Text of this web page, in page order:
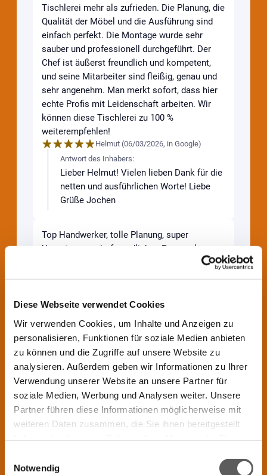
Diese Webseite verwendet Cookies
Wir verwenden Cookies, um Inhalte und Anzeigen zu
personalisieren, Funktionen für soziale Medien anbieten
zu können und die Zugriffe auf unsere Website zu
analysieren. Außerdem geben wir Informationen zu Ihrer
Verwendung unserer Website an unsere Partner für
soziale Medien, Werbung und Analysen weiter. Unsere
Partner führen diese Informationen möglicherweise mit
weiteren Daten zusammen, die Sie ihnen bereitgestellt
Notwendig
Tischlerei mehr als zufrieden. Die Planung, die
Qualität der Möbel und die Ausführung sind
einfach perfekt. Die Montage wurde sehr
sauber und professionell durchgeführt. Der
Chef ist äußerst freundlich und kompetent,
und seine Mitarbeiter sind fleißig, genau und
sehr angenehm. Man merkt sofort, dass hier
echte Profis mit Leidenschaft arbeiten. Wir
können diese Tischlerei zu 100 %
weiterempfehlen!
Helmut(06/03/2026, in Google)
Antwort des Inhabers:
Lieber Helmut! Vielen lieben Dank für die
netten und ausführlichen Worte! Liebe
Grüße Jochen
Top Handwerker, tolle Planung, super
Umsetzung, sehr freundliches Personal.
Diesen Tischler kann ich sehr empfehlen.
Vielen Dank für das große Lob! Liebe
Ein herzliches Danke an das gesamte Team
der Tischlerei Winter. Es hat von der Beratung
durch Herrn Winter und die Montage durch
das provisionelle Team alles bestens
geklappt. VIELEN DANK! Maria Müller-
Guttenbrunn
Maria Müller-Guttenbrunn(09/02/2026,in Google)